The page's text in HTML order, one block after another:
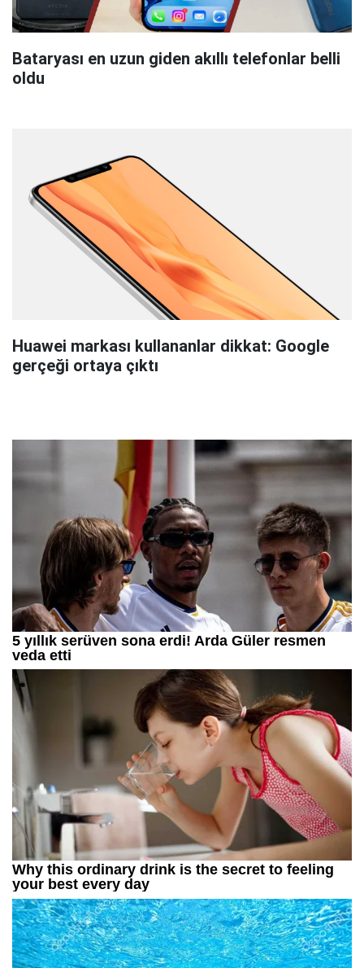
Bataryası en uzun giden akıllı telefonlar belli
oldu
Huawei markası kullananlar dikkat: Google
gerçeği ortaya çıktı